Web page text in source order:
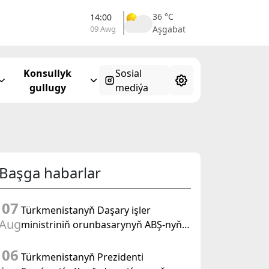
14:00
09 Awg
39 °C
Ahal
Konsullyk
gullugy
Sosial
mediýa
Başga habarlar
07 Türkmenistanyň Daşary işler
ministriniň orunbasarynyň ABŞ-nyň
ynanylan wekili bilen duşuşygy
06 Türkmenistanyň Prezidenti